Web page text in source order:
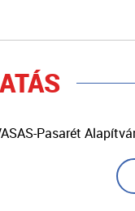
Pasarét